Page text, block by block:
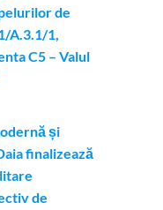
de
A.3.1/1,
C5 – Valul
și
finalizează
de